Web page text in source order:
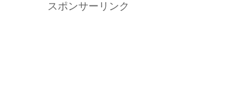
スポンサーリンク